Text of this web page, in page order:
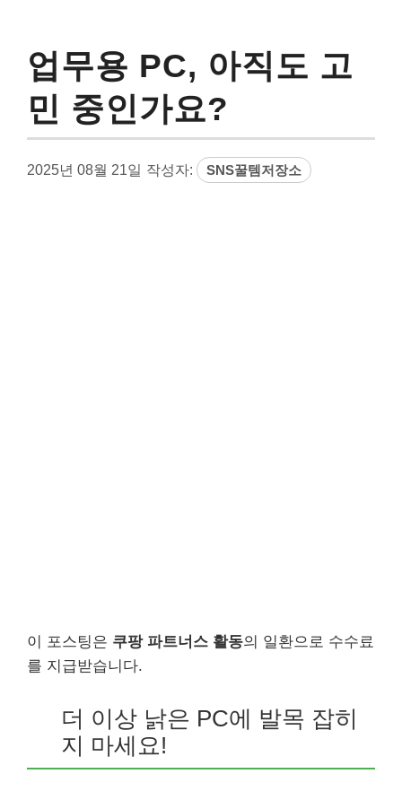
업무용 PC, 아직도 고
민 중인가요?
2025년 08월 21일 작성자: SNS꿀템저장소
이 포스팅은 쿠팡 파트너스 활동의 일환으로 수수료
를 지급받습니다.
더 이상 낡은 PC에 발목 잡히
지 마세요!